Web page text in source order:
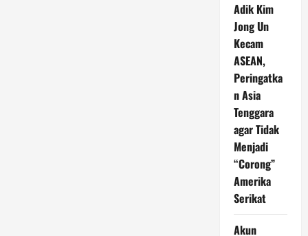
Adik Kim
Jong Un
Kecam
ASEAN,
Peringatka
n Asia
Tenggara
agar Tidak
Menjadi
“Corong”
Amerika
Serikat
Akun